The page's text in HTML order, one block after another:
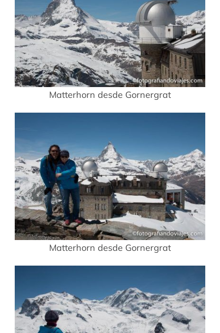
Matterhorn desde Gornergrat
Matterhorn desde Gornergrat